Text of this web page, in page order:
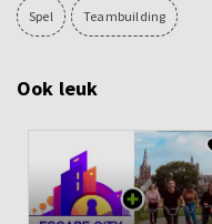
Spel Teambuilding
Ook leuk